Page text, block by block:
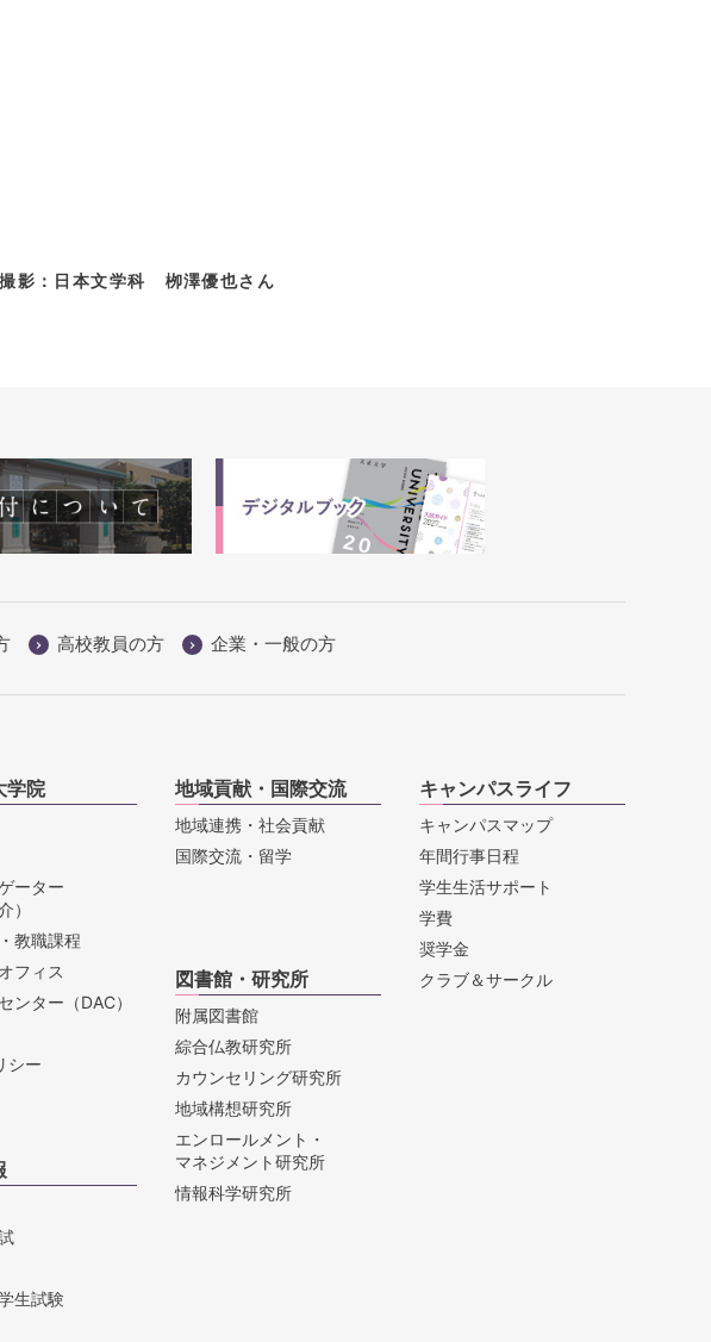
栁澤優也さん
高校教員の方 企業・一般の方
学院
ーター
）
教職課程
フィス
ンター（DAC）
シー
地域貢献・国際交流
地域連携・社会貢献
国際交流・留学
キャンパスライフ
キャンパスマップ
年間行事日程
学生生活サポート
学費
奨学金
クラブ＆サークル
生試験
図書館・研究所
附属図書館
綜合仏教研究所
カウンセリング研究所
地域構想研究所
エンロールメント・
マネジメント研究所
情報科学研究所